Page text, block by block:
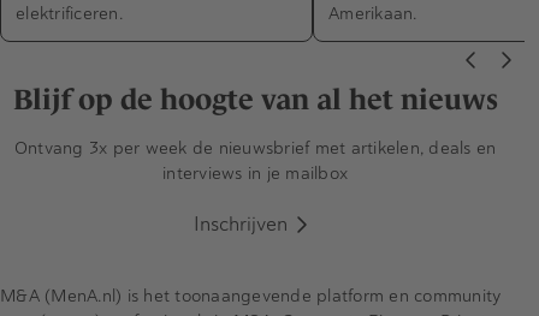
elektrificeren.
Amerikaan.
Blijf op de hoogte van al het nieuws
Ontvang 3x per week de nieuwsbrief met artikelen, deals en
interviews in je mailbox
Inschrijven
M&A (MenA.nl) is het toonaangevende platform en community